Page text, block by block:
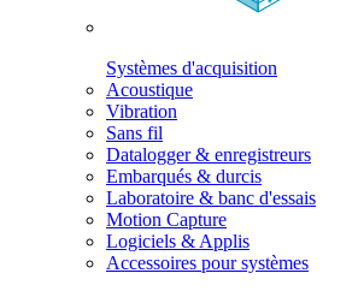
Systèmes d'acquisition
Acoustique
Vibration
Sans fil
Datalogger & enregistreurs
Embarqués & durcis
Laboratoire & banc d'essais
Motion Capture
Logiciels & Applis
Accessoires pour systèmes